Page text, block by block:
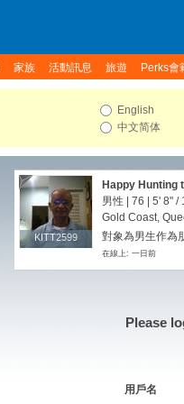
家族 活動訊息 旅遊 Perks會
English
中文简体
KITT2599
KITT2599
Happy Hunting
男性 | 76 | 5' 8" /
Gold Coast,
對象為男生作為
在線上: 一日前
Please
用戶名